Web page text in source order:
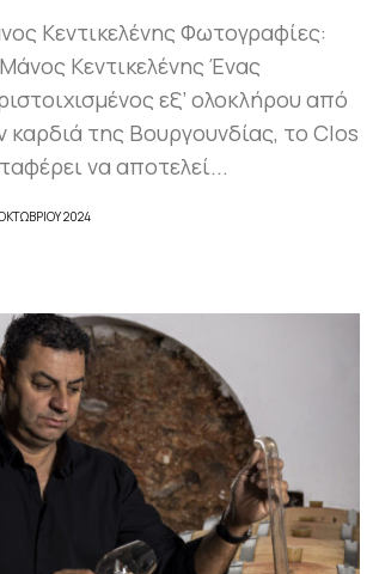
Κεντικελένης Φωτογραφίες:
Κεντικελένης Ένας
εξ’ ολοκλήρου από
καρδιά της Βουργουνδίας, το Clos
να αποτελεί...
2024